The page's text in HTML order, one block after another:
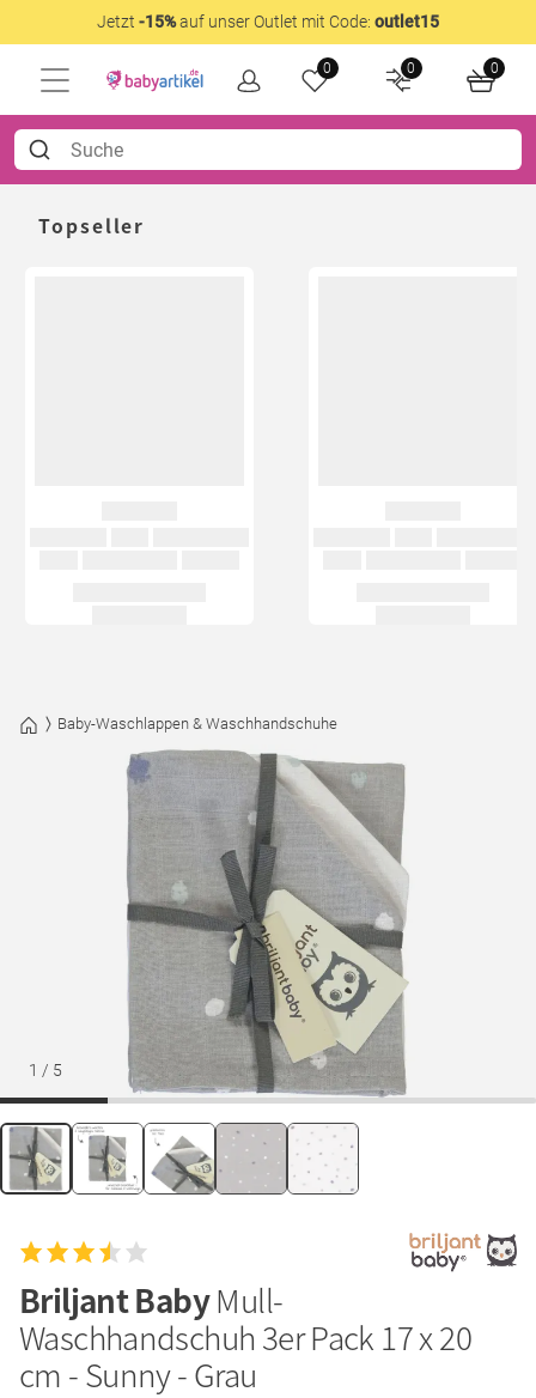
Jetzt -15%auf unser Outlet mit Code: outlet15
0 0 0
Topseller
Baby-Waschlappen & Waschhandschuhe
1 / 5
Briljant BabyMull-
Waschhandschuh 3er Pack 17 x 20
cm - Sunny - Grau